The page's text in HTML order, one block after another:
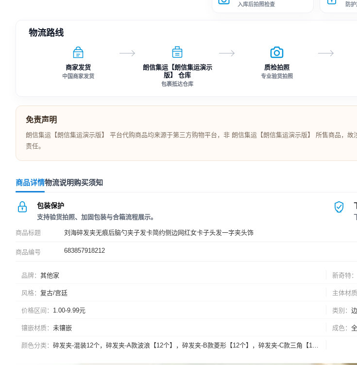
入库后拍照检查 防
物流路线
商家发货
中国商家发货
朗信集运【朗信集运演示
版】 仓库
包裹抵达仓库
质检拍照
专业验货拍照
免责声明
朗信集运【朗信集运演示版】 平台代购商品均来源于第三方购物平台，非 朗信集运【朗信集运演示版】 所售商品，
责任。
商品详情物流说明购买须知
包装保护
支持验货拍照、加固包装与合箱流程展示。
商品标题 刘海碎发夹无痕后脑勺夹子发卡简约侧边网红女卡子头发一字夹头饰
商品编号 683857918212
品牌 其他家 新奇特
风格 复古/宫廷 主体材质
价格区间 1.00-9.99元 类别
镶嵌材质 未镶嵌 成色
颜色分类 碎发夹-混装12个，碎发夹-A款波浪【12个】，碎发夹-B款菱形【12个】，碎发夹-C款三角【12个】，碎发夹-D款波纹【12个】，碎发夹-E款椭圆【12个】，碎发夹-F款椭圆【12个】，碎发夹-混装6个，碎发夹-随机2个